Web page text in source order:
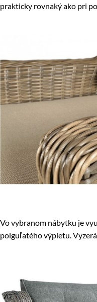
prakticky rovnaký ako pri
Vo vybranom nábytku je
polguľatého výpletu.